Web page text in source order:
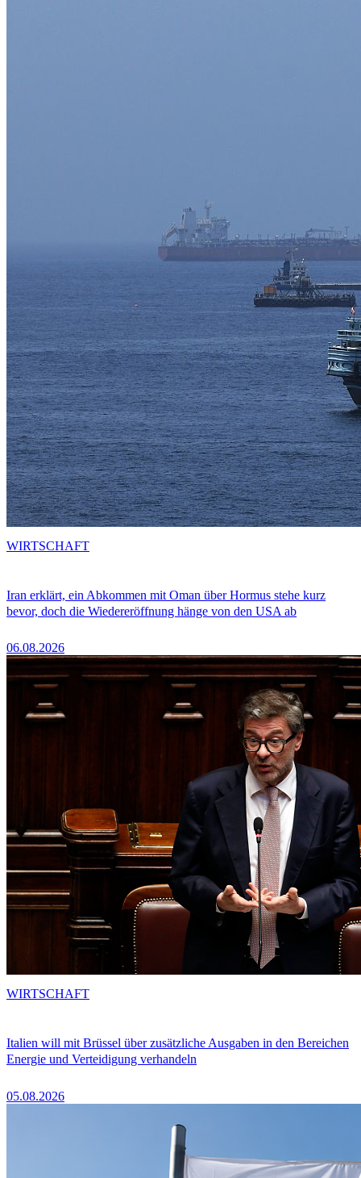
Iran erklärt, ein Abkommen mit Oman über Hormus stehe kurz
bevor, doch die Wiedereröffnung hänge von den USA ab
06.08.2026
WIRTSCHAFT
Italien will mit Brüssel über zusätzliche Ausgaben in den Bereichen
Energie und Verteidigung verhandeln
05.08.2026
WIRTSCHAFT